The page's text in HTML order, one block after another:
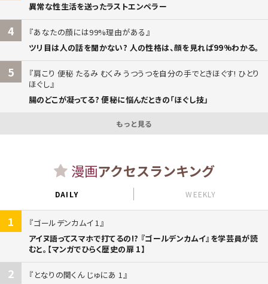
異常な性生活を送ったラストエンペラー
4
あなたの顔には99%理由がある
ツリ目は人の話を聞かない? 人の性格は、顔を見れば99%わかる。
5
肩こり 便秘 たるみ むくみ うつうつを自分の手でときほぐす! ひとり
ほぐし
腸のどこが凝ってる? 便秘に悩んだときの「ほぐし技」
もっと見る
漫画アクセスランキング
DAILY WEEKLY
1
ゴールデンカムイ 1
アイヌ語ってスマホで打てるの!? 『ゴールデンカムイ』を学芸員が読
むと。【マンガでひらく歴史の扉 1】
2
となりの関くん じゅにあ 1